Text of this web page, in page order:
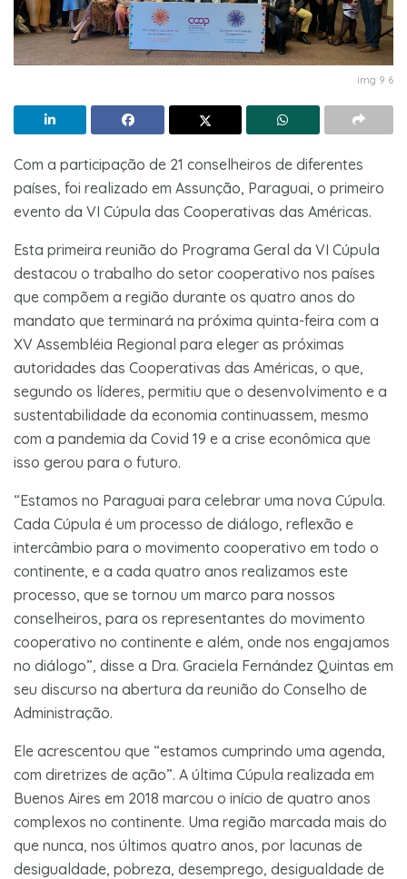
img 9 6
Com a participação de 21 conselheiros de diferentes
países, foi realizado em Assunção, Paraguai, o primeiro
evento da VI Cúpula das Cooperativas das Américas.
Esta primeira reunião do Programa Geral da VI Cúpula
destacou o trabalho do setor cooperativo nos países
que compõem a região durante os quatro anos do
mandato que terminará na próxima quinta-feira com a
XV Assembléia Regional para eleger as próximas
autoridades das Cooperativas das Américas, o que,
segundo os líderes, permitiu que o desenvolvimento e a
sustentabilidade da economia continuassem, mesmo
com a pandemia da Covid 19 e a crise econômica que
isso gerou para o futuro.
“Estamos no Paraguai para celebrar uma nova Cúpula.
Cada Cúpula é um processo de diálogo, reflexão e
intercâmbio para o movimento cooperativo em todo o
continente, e a cada quatro anos realizamos este
processo, que se tornou um marco para nossos
conselheiros, para os representantes do movimento
cooperativo no continente e além, onde nos engajamos
no diálogo”, disse a Dra. Graciela Fernández Quintas em
seu discurso na abertura da reunião do Conselho de
Administração.
Ele acrescentou que “estamos cumprindo uma agenda,
com diretrizes de ação”. A última Cúpula realizada em
Buenos Aires em 2018 marcou o início de quatro anos
complexos no continente. Uma região marcada mais do
que nunca, nos últimos quatro anos, por lacunas de
desigualdade, pobreza, desemprego, desigualdade de